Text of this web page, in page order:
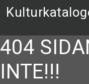
404
INTE!!!